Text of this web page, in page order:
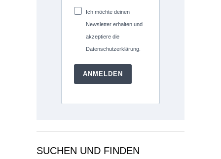
Ich möchte deinen
Newsletter erhalten und
akzeptiere die
Datenschutzerklärung.
ANMELDEN
SUCHEN UND FINDEN